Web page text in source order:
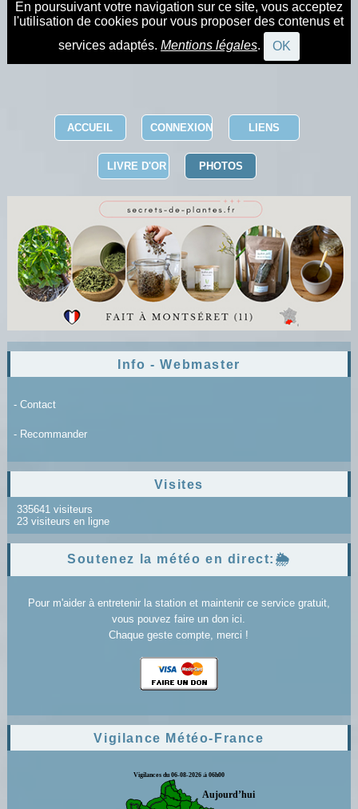
En poursuivant votre navigation sur ce site, vous acceptez
l'utilisation de cookies pour vous proposer des contenus et
services adaptés. Mentions légales. OK
ACCUEIL CONNEXION LIENS
LIVRE D'OR PHOTOS
Info - Webmaster
- Contact
- Recommander
Visites
335641 visiteurs
23 visiteurs en ligne
Soutenez la météo en direct:🌦️
Pour m'aider à entretenir la station et maintenir ce service gratuit,
vous pouvez faire un don ici.
Chaque geste compte, merci !
Vigilance Météo-France